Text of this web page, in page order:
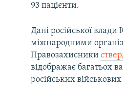
93 пацієнти.
Дані російської
міжнародними
Правозахисники
відображає багатьох
російських